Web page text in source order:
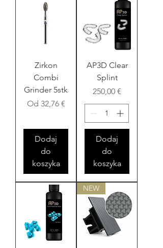
Zirkon
Combi
Grinder 5stk
Od 32,76 €
Cena rabatowa
Dodaj
do
koszyka
AP3D Clear
Splint
Cena
250,00 €
Dodaj
do
koszyka
NEW